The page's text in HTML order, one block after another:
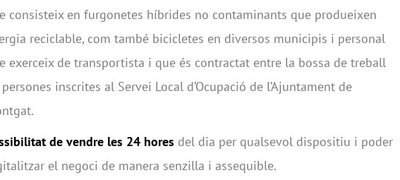
consisteix en furgonetes híbrides no contaminants que produeixen
reciclable, com també bicicletes en diversos municipis i personal
exerceix de transportista i que és contractat entre la bossa de treball
inscrites al Servei Local d’Ocupació de l’Ajuntament de
de vendre les 24 hores del dia per qualsevol dispositiu i poder
el negoci de manera senzilla i assequible.